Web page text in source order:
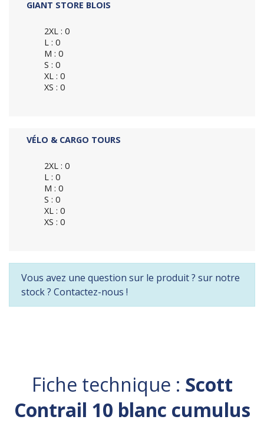
GIANT STORE BLOIS
2XL : 0
L : 0
M : 0
S : 0
XL : 0
XS : 0
VÉLO & CARGO TOURS
2XL : 0
L : 0
M : 0
S : 0
XL : 0
XS : 0
Vous avez une question sur le produit ? sur notre
stock ? Contactez-nous !
Fiche technique : Scott
Contrail 10 blanc cumulus